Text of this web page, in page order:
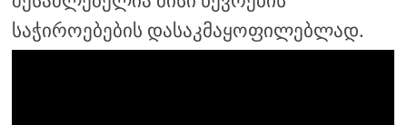
საჭიროებების დასაკმაყოფილებლად.